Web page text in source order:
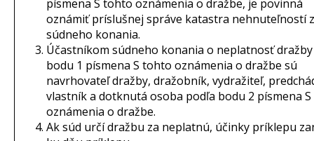
písmena S tohto oznámenia o dražbe, je povinná
oznámiť príslušnej správe katastra nehnuteľností
súdneho konania.
Účastníkom súdneho konania o neplatnosť
bodu 1 písmena S tohto oznámenia o dražbe sú
navrhovateľ dražby, dražobník, vydražiteľ,
vlastník a dotknutá osoba podľa bodu 2 písmena
oznámenia o dražbe.
Ak súd určí dražbu za neplatnú, účinky príklepu